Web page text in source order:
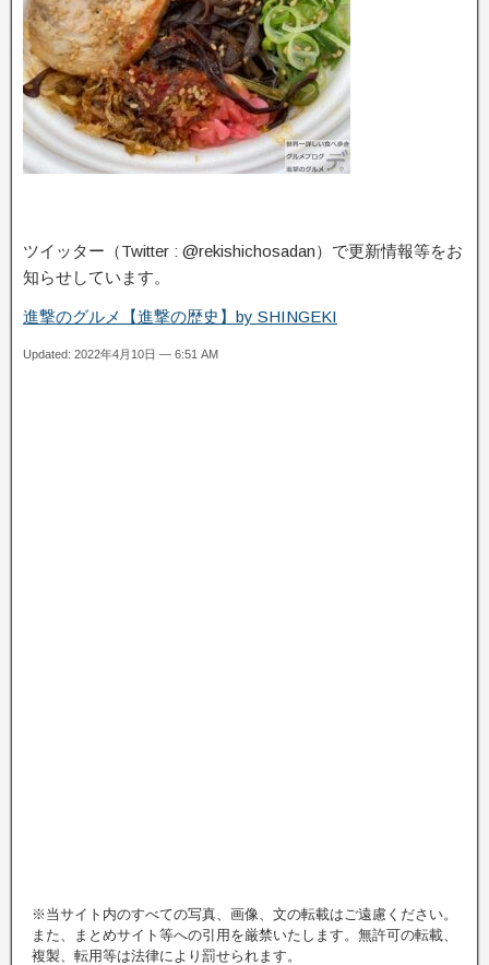
ツイッター（Twitter : @rekishichosadan）で更新情報等をお
知らせしています。
進撃のグルメ【進撃の歴史】by SHINGEKI
Updated: 2022年4月10日 — 6:51 AM
※当サイト内のすべての写真、画像、文の転載はご遠慮ください。
また、まとめサイト等への引用を厳禁いたします。無許可の転載、
複製、転用等は法律により罰せられます。